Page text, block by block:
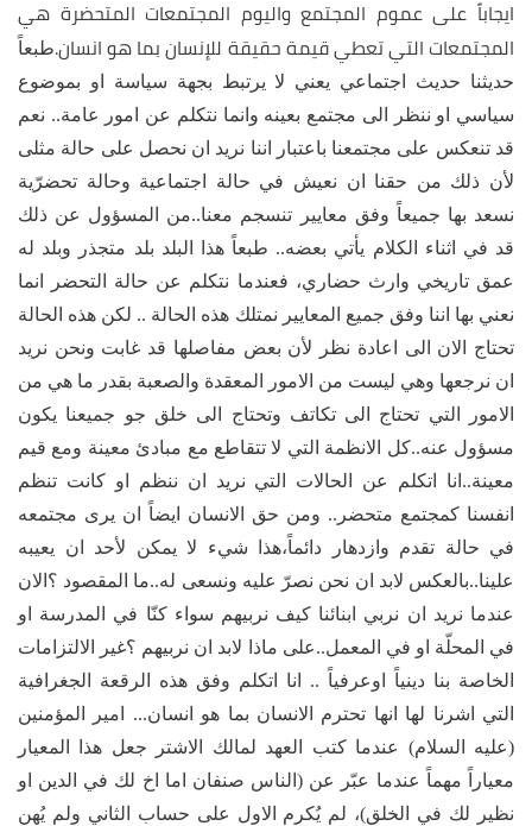
ايجاباً على عموم المجتمع واليوم المجتمعات المتحضرة هي
المجتمعات التي تعطي قيمة حقيقة للإنسان بما هو انسان.طبعاً
حديثنا حديث اجتماعي يعني لا يرتبط بجهة سياسة او بموضوع
سياسي او ننظر الى مجتمع بعينه وانما نتكلم عن امور عامة.. نعم
قد تنعكس على مجتمعنا باعتبار اننا نريد ان نحصل على حالة مثلى
لأن ذلك من حقنا ان نعيش في حالة اجتماعية وحالة تحضرّية
نسعد بها جميعاً وفق معايير تنسجم معنا..من المسؤول عن ذلك
قد في اثناء الكلام يأتي بعضه.. طبعاً هذا البلد بلد متجذر وبلد له
عمق تاريخي وارث حضاري، فعندما نتكلم عن حالة التحضر انما
نعني بها اننا وفق جميع المعايير نمتلك هذه الحالة .. لكن هذه الحالة
تحتاج الان الى اعادة نظر لأن بعض مفاصلها قد غابت ونحن نريد
ان نرجعها وهي ليست من الامور المعقدة والصعبة بقدر ما هي من
الامور التي تحتاج الى تكاتف وتحتاج الى خلق جو جميعنا يكون
مسؤول عنه..كل الانظمة التي لا تتقاطع مع مبادئ معينة ومع قيم
معينة..انا اتكلم عن الحالات التي نريد ان ننظم او كانت تنظم
انفسنا كمجتمع متحضر.. ومن حق الانسان ايضاً ان يرى مجتمعه
في حالة تقدم وازدهار دائماً،هذا شيء لا يمكن لأحد ان يعيبه
علينا..بالعكس لابد ان نحن نصرّ عليه ونسعى له..ما المقصود ؟الان
عندما نريد ان نربي ابنائنا كيف نربيهم سواء كنّا في المدرسة او
في المحلّة او في المعمل..على ماذا لابد ان نربيهم ؟غير الالتزامات
الخاصة بنا دينياً اوعرفياً .. انا اتكلم وفق هذه الرقعة الجغرافية
التي اشرنا لها انها تحترم الانسان بما هو انسان... امير المؤمنين
(عليه السلام) عندما كتب العهد لمالك الاشتر جعل هذا المعيار
معياراً مهماً عندما عبّر عن (الناس صنفان اما اخ لك في الدين او
نظير لك في الخلق)، لم يُكرم الاول على حساب الثاني ولم يُهن